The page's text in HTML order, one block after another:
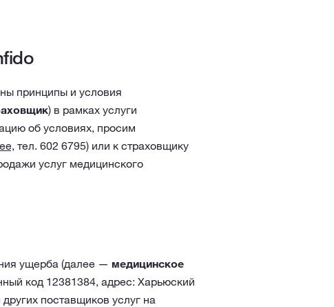
принципы и условия
) в рамках услуги
об условиях, просим
тел. 602 6795) или к страховщику
услуг медицинского
ущерба (далее — медицинское
код 12381384, адрес: Харьюский
поставщиков услуг на